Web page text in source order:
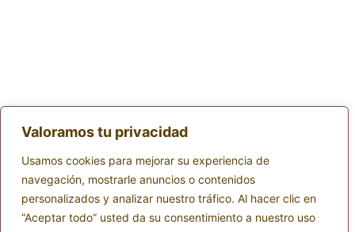
Valoramos tu privacidad
Usamos cookies para mejorar su experiencia de
navegación, mostrarle anuncios o contenidos
personalizados y analizar nuestro tráfico. Al hacer clic en
“Aceptar todo” usted da su consentimiento a nuestro uso